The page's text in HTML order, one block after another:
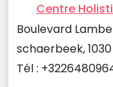
Centre
Boulevard
schaerbeek,
Tél :